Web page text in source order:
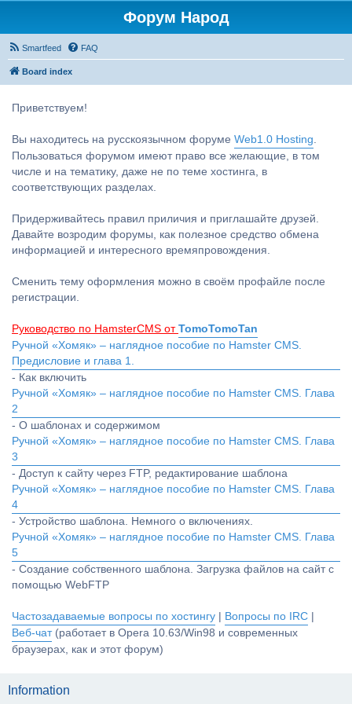
Форум Народ
Smartfeed FAQ
Board index
Приветствуем!
Вы находитесь на русскоязычном форуме Web1.0 Hosting.
Пользоваться форумом имеют право все желающие, в том
числе и на тематику, даже не по теме хостинга, в
соответствующих разделах.
Придерживайтесь правил приличия и приглашайте друзей.
Давайте возродим форумы, как полезное средство обмена
информацией и интересного времяпровождения.
Сменить тему оформления можно в своём профайле после
регистрации.
Руководство по HamsterCMS от TomoTomoTan
Ручной «Хомяк» – наглядное пособие по Hamster CMS.
Предисловие и глава 1.
- Как включить
Ручной «Хомяк» – наглядное пособие по Hamster CMS. Глава
2
- О шаблонах и содержимом
Ручной «Хомяк» – наглядное пособие по Hamster CMS. Глава
3
- Доступ к сайту через FTP, редактирование шаблона
Ручной «Хомяк» – наглядное пособие по Hamster CMS. Глава
4
- Устройство шаблона. Немного о включениях.
Ручной «Хомяк» – наглядное пособие по Hamster CMS. Глава
5
- Создание собственного шаблона. Загрузка файлов на сайт с
помощью WebFTP
Частозадаваемые вопросы по хостингу Вопросы по IRC
Веб-чат(работает в Opera 10.63/Win98 и современных
браузерах, как и этот форум)
Information